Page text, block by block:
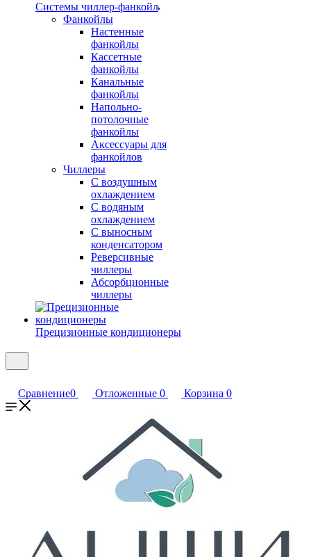
Системы чиллер-фанкойл
Фанкойлы
Настенные
фанкойлы
Кассетные
фанкойлы
Канальные
фанкойлы
Напольно-
потолочные
фанкойлы
Аксессуары для
фанкойлов
Чиллеры
С воздушным
охлаждением
С водяным
охлаждением
С выносным
конденсатором
Реверсивные
чиллеры
Абсорбционные
чиллеры
Прецизионные кондиционеры
Сравнение0 Отложенные 0 Корзина 0